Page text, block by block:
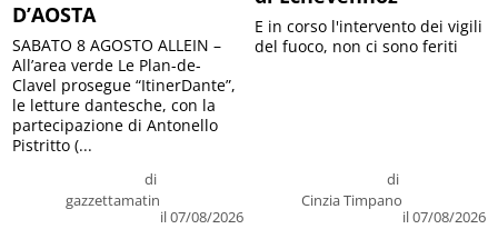
D’AOSTA
di
gazzettamatin
il 07/08/2026
SABATO 8 AGOSTO ALLEIN –
All’area verde Le Plan-de-
Clavel prosegue “ItinerDante”,
le letture dantesche, con la
partecipazione di Antonello
Pistritto (...
di
Cinzia Timpano
il 07/08/2026
E in corso l'intervento dei vigili
del fuoco, non ci sono feriti